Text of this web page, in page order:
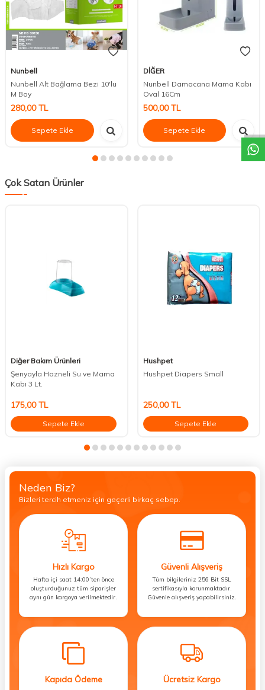
Nunbell
Nunbell Alt Bağlama Bezi 10'lu
M Boy
280,00TL
Sepete Ekle
DİĞER
Nunbell Damacana Mama Kabı
Oval 16Cm
500,00TL
Sepete Ekle
Çok Satan Ürünler
Diğer Bakım Ürünleri
Şenyayla Hazneli Su ve Mama
Kabı 3 Lt.
175,00TL
Sepete Ekle
Hushpet
Hushpet Diapers Small
250,00TL
Sepete Ekle
Neden Biz?
Bizleri tercih etmeniz için geçerli birkaç sebep.
Hızlı Kargo
Hafta içi saat 14:00’ten önce
oluşturduğunuz tüm siparişler
aynı gün kargoya verilmektedir.
Güvenli Alışveriş
Tüm bilgileriniz 256 Bit SSL
sertifikasıyla korunmaktadır.
Güvenle alışveriş yapabilirsiniz.
Kapıda Ödeme Ücretsiz Kargo